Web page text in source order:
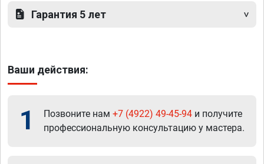
Гарантия 5 лет
Ваши действия:
1 Позвоните нам +7 (4922) 49-45-94 и получите
профессиональную консультацию у мастера.